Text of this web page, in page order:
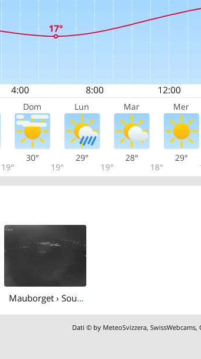
Dom Lun Mar Mer
19°
30°
19°
29°
19°
28°
18°
29°
Mauborget › South-east: Mauborget, Village
Dati © by MeteoSvizzera,SwissWebcams,